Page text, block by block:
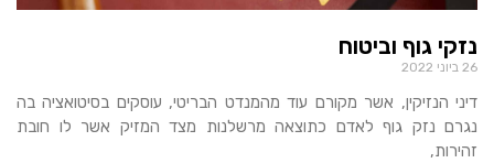
נזקי גוף וביטוח
26 ביוני 2022
דיני הנזיקין, אשר מקורם עוד מהמנדט הבריטי, עוסקים בסיטואציה בה
נגרם נזק גוף לאדם כתוצאה מרשלנות מצד המזיק אשר לו חובת
זהירות,